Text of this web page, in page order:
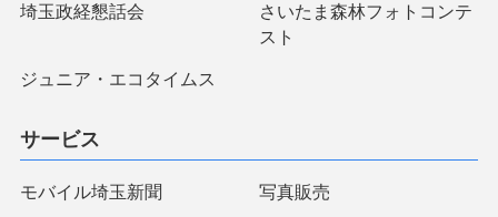
埼玉政経懇話会
さいたま森林フォトコンテ
スト
ジュニア・エコタイムス
サービス
モバイル埼玉新聞 写真販売